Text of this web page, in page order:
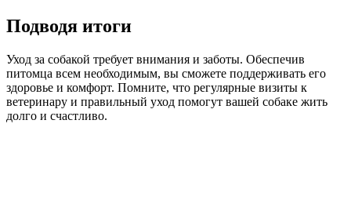
Подводя итоги
Уход за собакой требует внимания и заботы. Обеспечив
питомца всем необходимым, вы сможете поддерживать его
здоровье и комфорт. Помните, что регулярные визиты к
ветеринару и правильный уход помогут вашей собаке жить
долго и счастливо.